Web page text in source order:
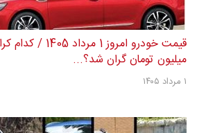
میلیون تومان گران شد؟...
۱ مرداد ۱۴۰۵